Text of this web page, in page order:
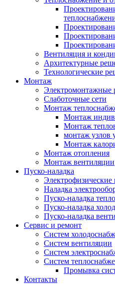
Вентиляция и
Архитектурные
Технологические
Монтаж
Электромонтажные
Слаботочные сети
Монтаж
Монтаж
Монтаж
монтаж узлов
Монтаж
Монтаж отопления
Монтаж вентиляции
Пуско-наладка
Электрофизические
Наладка
Пуско-наладка
Пуско-наладка
Пуско-наладка
Сервис и ремонт
Систем
Систем вентиляции
Систем
Систем
Промывка
Контакты